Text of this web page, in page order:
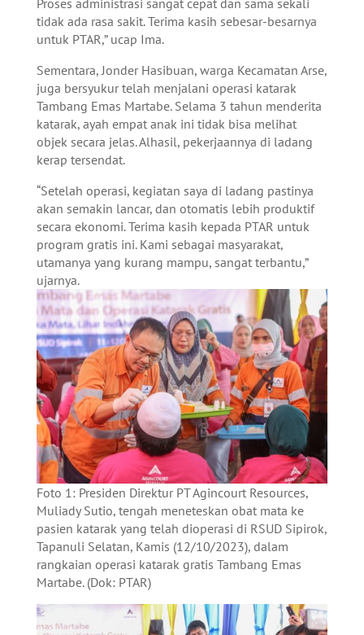
tidak ada rasa sakit. Terima kasih sebesar-besarnya
untuk PTAR,” ucap Ima.
Sementara, Jonder Hasibuan, warga Kecamatan Arse,
juga bersyukur telah menjalani operasi katarak
Tambang Emas Martabe. Selama 3 tahun menderita
katarak, ayah empat anak ini tidak bisa melihat
objek secara jelas. Alhasil, pekerjaannya di ladang
kerap tersendat.
“Setelah operasi, kegiatan saya di ladang pastinya
akan semakin lancar, dan otomatis lebih produktif
secara ekonomi. Terima kasih kepada PTAR untuk
program gratis ini. Kami sebagai masyarakat,
utamanya yang kurang mampu, sangat terbantu,”
ujarnya.
Foto 1: Presiden Direktur PT Agincourt Resources,
Muliady Sutio, tengah meneteskan obat mata ke
pasien katarak yang telah dioperasi di RSUD Sipirok,
Tapanuli Selatan, Kamis (12/10/2023), dalam
rangkaian operasi katarak gratis Tambang Emas
Martabe. (Dok: PTAR)